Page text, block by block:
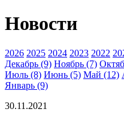
Новости
2026 2025 2024 2023 2022
Декабрь (9) Ноябрь (7)
Июль (8) Июнь (5) Май (12)
Январь (9)
30.11.2021